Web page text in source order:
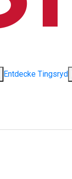
Entdecke Tingsryd